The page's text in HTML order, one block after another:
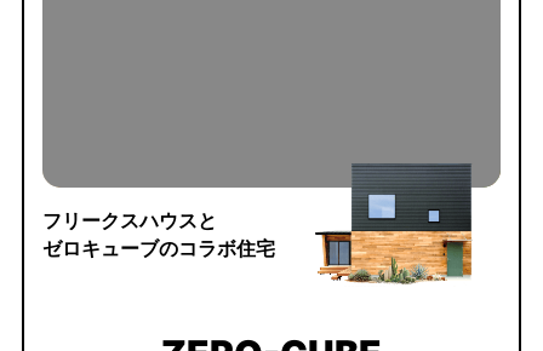
フリークスハウスと
ゼロキューブのコラボ住宅